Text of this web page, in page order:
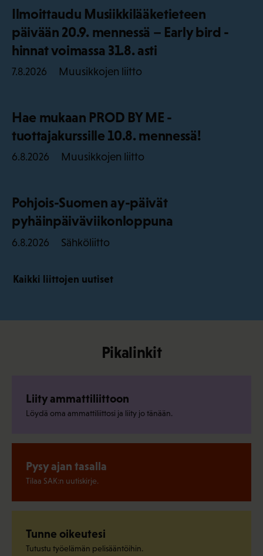
Ilmoittaudu Musiikkilääketieteen
päivään 20.9. mennessä – Early bird -
hinnat voimassa 31.8. asti
7.8.2026 Muusikkojen liitto
Hae mukaan PROD BY ME -
tuottajakurssille 10.8. mennessä!
6.8.2026 Muusikkojen liitto
Pohjois-Suomen ay-päivät
pyhäinpäiväviikonloppuna
6.8.2026 Sähköliitto
Kaikki liittojen uutiset
Pikalinkit
Liity ammattiliittoon
Löydä oma ammattiliittosi ja liity jo tänään.
Pysy ajan tasalla
Tilaa SAK:n uutiskirje.
Tunne oikeutesi
Tutustu työelämän pelisääntöihin.